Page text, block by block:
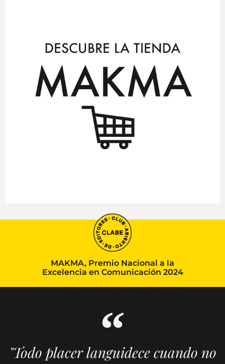
MAKMA, Premio Nacional a la
Excelencia en Comunicación 2024
"Todo placer languidece cuando no